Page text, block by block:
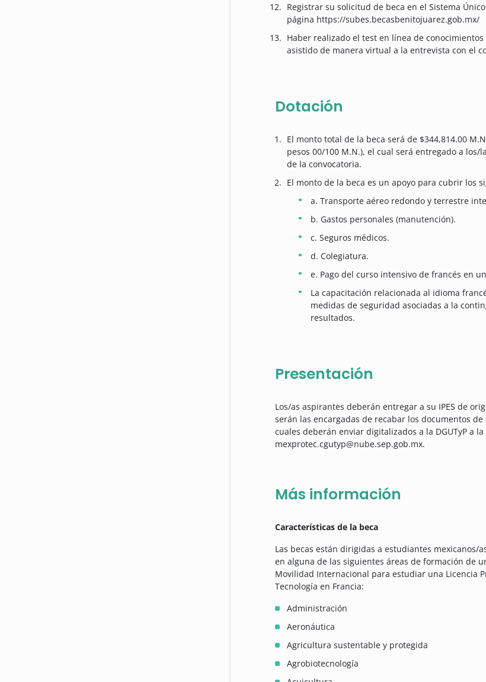
Registrar su solicitud de beca en el Sistema
página https://subes.becasbenitojuarez.gob.mx/
Haber realizado el test en línea de
asistido de manera virtual a la entrevista con el
Dotación
El monto total de la beca será de $344,814.00
pesos 00/100 M.N.), el cual será entregado a
de la convocatoria.
El monto de la beca es un apoyo para cubrir los
a. Transporte aéreo redondo y terrestre
b. Gastos personales (manutención).
c. Seguros médicos.
d. Colegiatura.
e. Pago del curso intensivo de francés en
La capacitación relacionada al idioma
medidas de seguridad asociadas a la
resultados.
Presentación
Los/as aspirantes deberán entregar a su IPES de
serán las encargadas de recabar los documentos
cuales deberán enviar digitalizados a la DGUTyP a
mexprotec.cgutyp@nube.sep.gob.mx.
Más información
Características de la beca
Las becas están dirigidas a estudiantes mexicanos/
en alguna de las siguientes áreas de formación de
Movilidad Internacional para estudiar una Licencia
Tecnología en Francia:
Administración
Aeronáutica
Agricultura sustentable y protegida
Agrobiotecnología